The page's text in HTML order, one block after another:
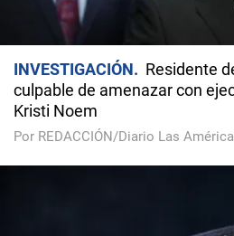
INVESTIGACIÓN
Residente
culpable de amenazar con
Kristi Noem
Por REDACCIÓN/Diario Las